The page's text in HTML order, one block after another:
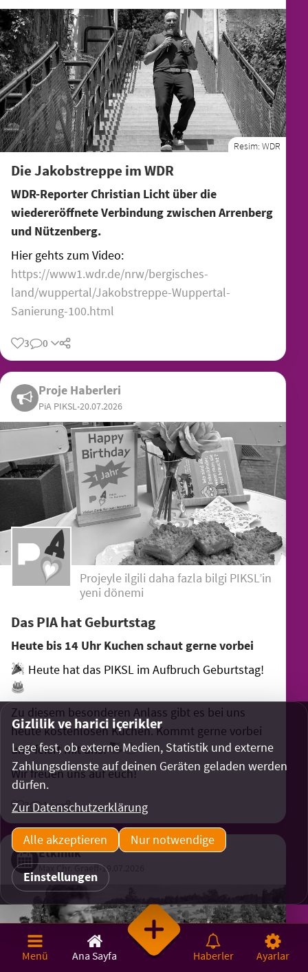
Resim: WDR
Die Jakobstreppe im WDR
WDR-Reporter Christian Licht über die
wiedereröffnete Verbindung zwischen Arrenberg
und Nützenberg.
Hier gehts zum Video:
https://www1.wdr.de/nrw/bergisches-
land/wuppertal/Jakobstreppe-Wuppertal-
Sanierung-100.html
3 0
Proje Haberleri
PiA PIKSL•20.07.2026
Projeyle ilgili daha fazla bilgi PIKSL’in
yeni dönemi
Das PIA hat Geburtstag
Heute bis 14 Uhr Kuchen schaut gerne vorbei
Heute hat das PIKSL im Aufbruch Geburtstag!
Zu diesem besonderen Anlass gibt es bei uns
heute kostenlosen Kuchen. Kommt gerne vorbei
und feiert mit uns!
Wir freuen uns auf euch!
3 1
Etkinlik
Max Chr. Graeff•19.07.2026
Menü Ana Sayfa Haberler Ayarlar
Gizlilik ve harici içerikler
Lege fest, ob externe Medien, Statistik und externe
Zahlungsdienste auf deinen Geräten geladen werden
dürfen.
Zur Datenschutzerklärung
Alle akzeptieren Nur notwendige
Einstellungen